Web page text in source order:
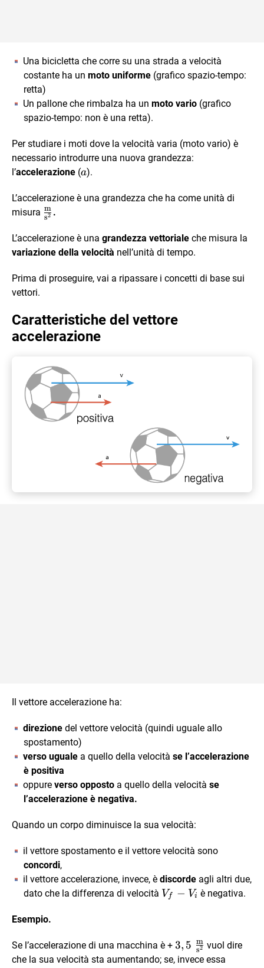
Una bicicletta che corre su una strada a velocità
costante ha un moto uniforme (grafico spazio-tempo:
retta)
Un pallone che rimbalza ha un moto vario (grafico
spazio-tempo: non è una retta).
Per studiare i moti dove la velocità varia (moto vario) è
necessario introdurre una nuova grandezza:
l’accelerazione (\vec{a}
a).
L’accelerazione è una grandezza che ha come unità di
misura \frac{\text{m}}
s2
m .
L’accelerazione è una grandezza vettoriale che misura la
variazione della velocità nell’unità di tempo.
Prima di proseguire, vai a ripassare i concetti di base sui
vettori.
Caratteristiche del vettore
accelerazione
Il vettore accelerazione ha:
direzione del vettore velocità (quindi uguale allo
spostamento)
verso uguale a quello della velocità se l’accelerazione
è positiva
oppure verso opposto a quello della velocità se
l’accelerazione è negativa.
Quando un corpo diminuisce la sua velocità:
il vettore spostamento e il vettore velocità sono
concordi,
il vettore accelerazione, invece, è discorde agli altri due,
dato che la differenza di velocità V_f-
Vf − Vi è negativa.
Esempio.
Se l’accelerazione di una macchina è + 3,5 \
\frac{\text{m}}
3, 5 s2
m vuol dire
che la sua velocità sta aumentando; se, invece essa